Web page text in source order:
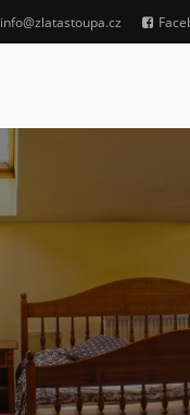
info@zlatastoupa.cz